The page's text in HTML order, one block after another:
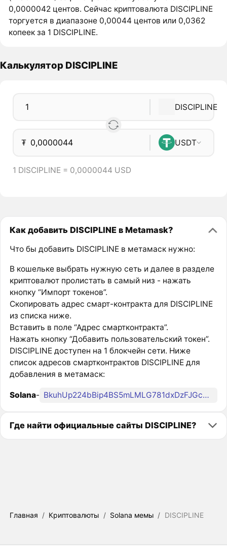
0,0000042 центов. Сейчас криптовалюта DISCIPLINE
торгуется в диапазоне 0,00044 центов или 0,0362
копеек за 1 DISCIPLINE.
Калькулятор DISCIPLINE
DISCIPLINE
₮ USDT
1 DISCIPLINE = 0,0000044 USD
Как добавить DISCIPLINE в Metamask?
Что бы добавить DISCIPLINE в метамаск нужно:
В кошельке выбрать нужную сеть и далее в разделе
криптовалют пролистать в самый низ - нажать
кнопку “Импорт токенов”.
Скопировать адрес смарт-контракта для DISCIPLINE
из списка ниже.
Вставить в поле “Адрес смартконтракта”.
Нажать кнопку “Добавить пользовательский токен”.
DISCIPLINE доступен на 1 блокчейн сети. Ниже
список адресов смартконтрактов DISCIPLINE для
добавления в метамаск:
Solana- BkuhUp224bBip4BS5mLMLG781dxDzFJGc3QPQfDDpump
Где найти официальные сайты DISCIPLINE?
Главная / Криптовалюты / Solana мемы / DISCIPLINE